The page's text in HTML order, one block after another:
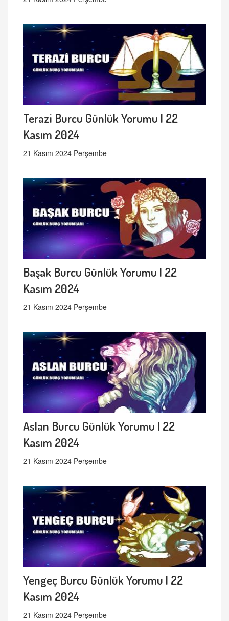
Terazi Burcu Günlük Yorumu | 22
Kasım 2024
21 Kasım 2024 Perşembe
Başak Burcu Günlük Yorumu | 22
Kasım 2024
21 Kasım 2024 Perşembe
Aslan Burcu Günlük Yorumu | 22
Kasım 2024
21 Kasım 2024 Perşembe
Yengeç Burcu Günlük Yorumu | 22
Kasım 2024
21 Kasım 2024 Perşembe